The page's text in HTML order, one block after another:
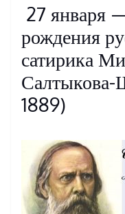
27 января
рождения
сатирика
1889)